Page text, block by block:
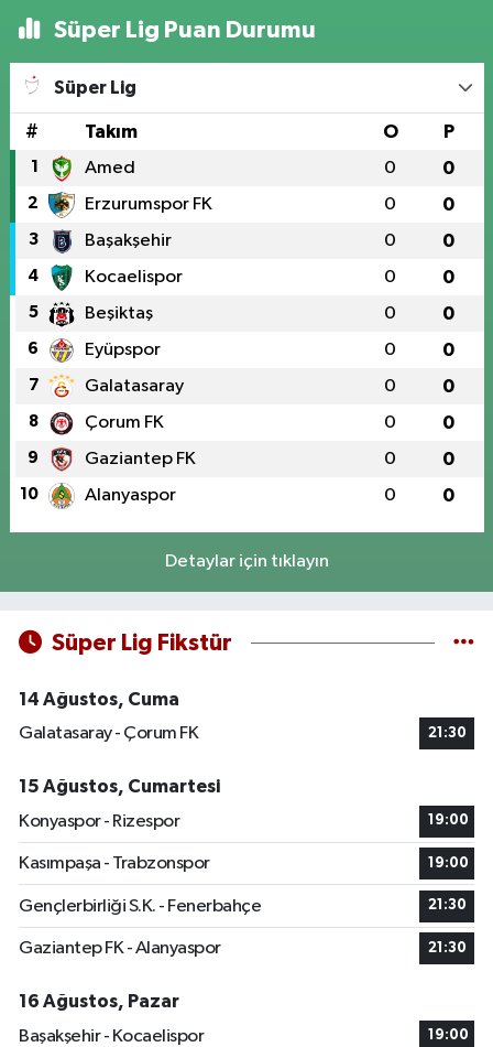
Süper Lig Puan Durumu
Süper Lig
# Takım O P
1 Amed 0 0
2 Erzurumspor FK 0 0
3 Başakşehir 0 0
4 Kocaelispor 0 0
5 Beşiktaş 0 0
6 Eyüpspor 0 0
7 Galatasaray 0 0
8 Çorum FK 0 0
9 Gaziantep FK 0 0
10 Alanyaspor 0 0
Detaylar için tıklayın
Süper Lig Fikstür
14 Ağustos, Cuma
Galatasaray - Çorum FK
21:30
15 Ağustos, Cumartesi
Konyaspor - Rizespor
19:00
Kasımpaşa - Trabzonspor 19:00
Gençlerbirliği S.K. - Fenerbahçe 21:30
Gaziantep FK - Alanyaspor 21:30
16 Ağustos, Pazar
Başakşehir - Kocaelispor
19:00